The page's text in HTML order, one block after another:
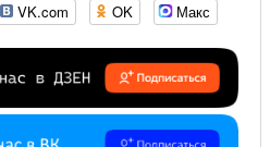
VK.com OK Макс